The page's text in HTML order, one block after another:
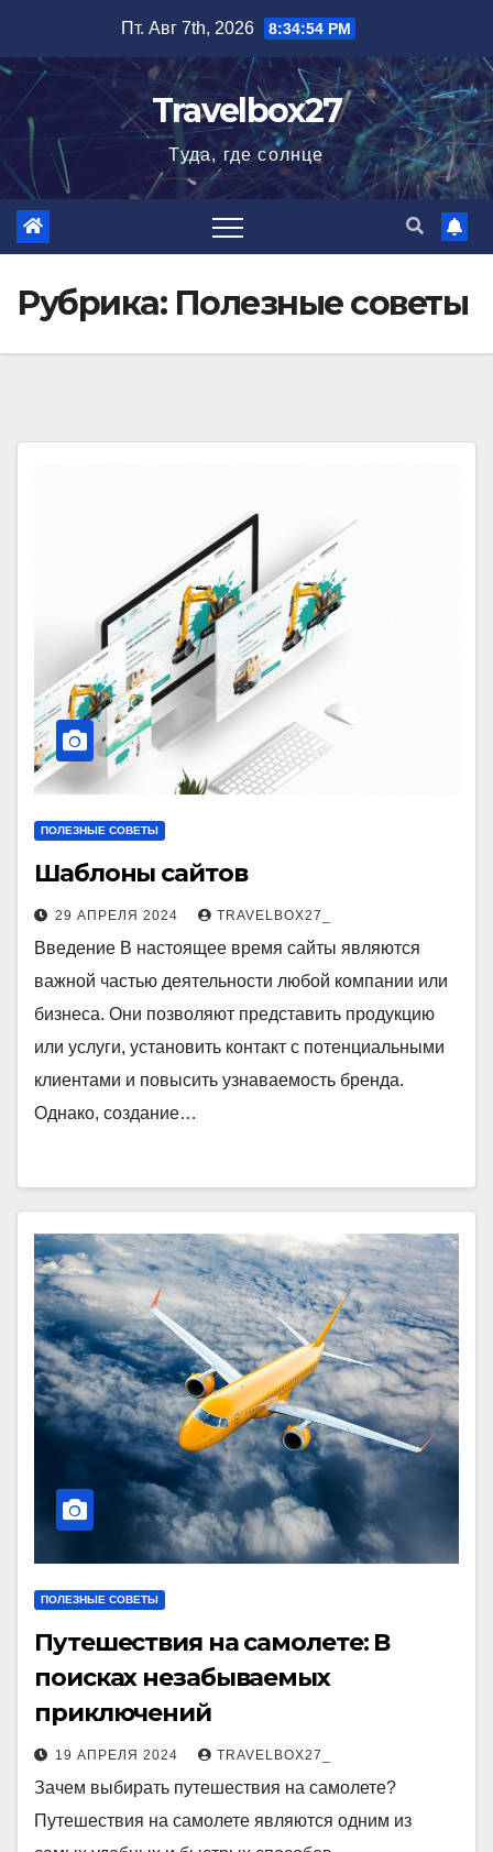
содержимому
Пт. Авг 7th, 2026 8:34:55 PM
Travelbox27
Туда, где солнце
Рубрика: Полезные советы
ПОЛЕЗНЫЕ СОВЕТЫ
Шаблоны сайтов
29 АПРЕЛЯ 2024 TRAVELBOX27_
Введение В настоящее время сайты являются
важной частью деятельности любой компании или
бизнеса. Они позволяют представить продукцию
или услуги, установить контакт с потенциальными
клиентами и повысить узнаваемость бренда.
Однако, создание…
ПОЛЕЗНЫЕ СОВЕТЫ
Путешествия на самолете: В
поисках незабываемых
приключений
19 АПРЕЛЯ 2024 TRAVELBOX27_
Зачем выбирать путешествия на самолете?
Путешествия на самолете являются одним из